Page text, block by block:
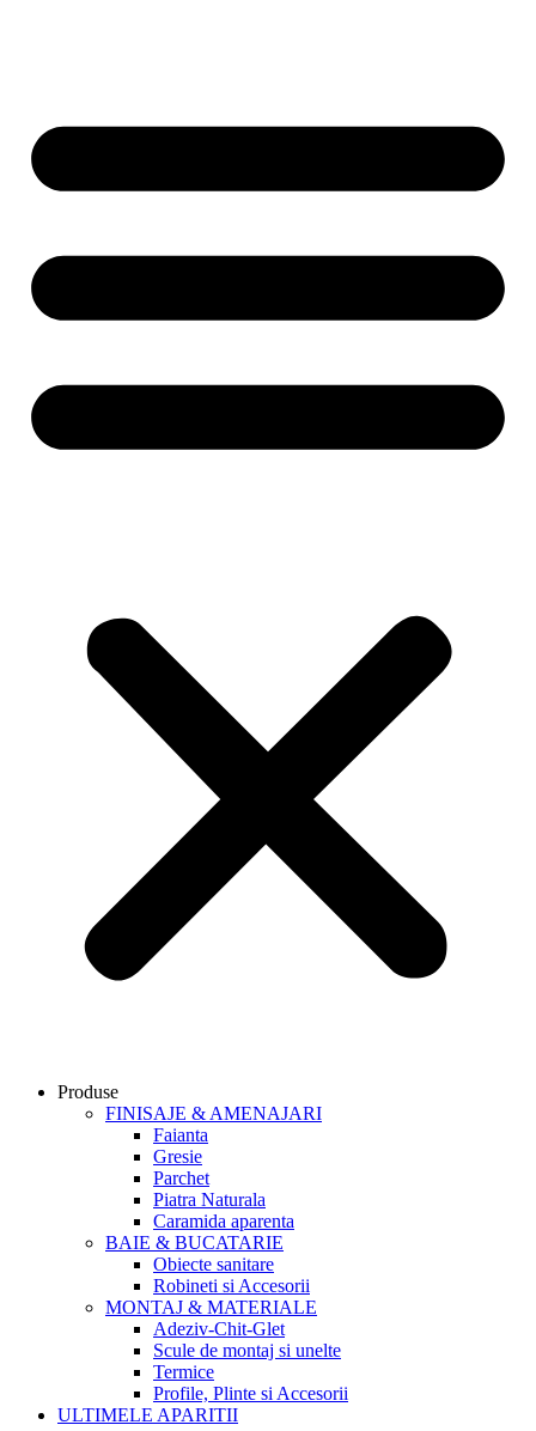
Produse
FINISAJE & AMENAJARI
Faianta
Gresie
Parchet
Piatra Naturala
Caramida aparenta
BAIE & BUCATARIE
Obiecte sanitare
Robineti si Accesorii
MONTAJ & MATERIALE
Adeziv-Chit-Glet
Scule de montaj si unelte
Termice
Profile, Plinte si Accesorii
ULTIMELE APARITII